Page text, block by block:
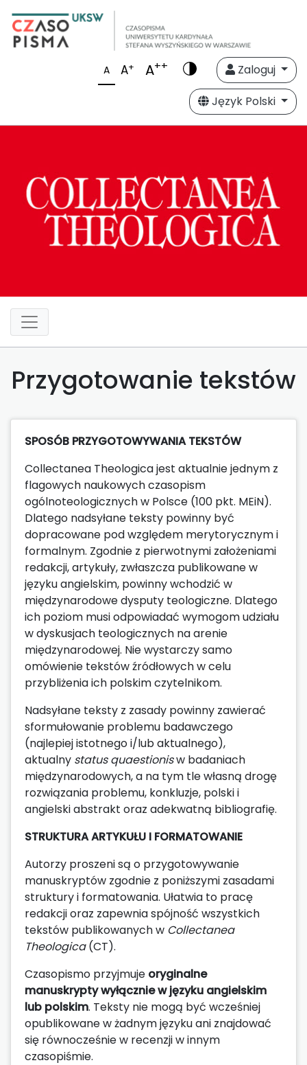
A A+ A++
Zaloguj
Język Polski
Przygotowanie tekstów
SPOSÓB PRZYGOTOWYWANIA TEKSTÓW
Collectanea Theologica jest aktualnie jednym z
flagowych naukowych czasopism
ogólnoteologicznych w Polsce (100 pkt. MEiN).
Dlatego nadsyłane teksty powinny być
dopracowane pod względem merytorycznym i
formalnym. Zgodnie z pierwotnymi założeniami
redakcji, artykuły, zwłaszcza publikowane w
języku angielskim, powinny wchodzić w
międzynarodowe dysputy teologiczne. Dlatego
ich poziom musi odpowiadać wymogom udziału
w dyskusjach teologicznych na arenie
międzynarodowej. Nie wystarczy samo
omówienie tekstów źródłowych w celu
przybliżenia ich polskim czytelnikom.
Nadsyłane teksty z zasady powinny zawierać
sformułowanie problemu badawczego
(najlepiej istotnego i/lub aktualnego),
aktualny status quaestionisw badaniach
międzynarodowych, a na tym tle własną drogę
rozwiązania problemu, konkluzje, polski i
angielski abstrakt oraz adekwatną bibliografię.
STRUKTURA ARTYKUŁU I FORMATOWANIE
Autorzy proszeni są o przygotowywanie
manuskryptów zgodnie z poniższymi zasadami
struktury i formatowania. Ułatwia to pracę
redakcji oraz zapewnia spójność wszystkich
tekstów publikowanych w Collectanea
Theologica(CT).
Czasopismo przyjmuje oryginalne
manuskrypty wyłącznie w języku angielskim
lub polskim. Teksty nie mogą być wcześniej
opublikowane w żadnym języku ani znajdować
się równocześnie w recenzji w innym
czasopiśmie.